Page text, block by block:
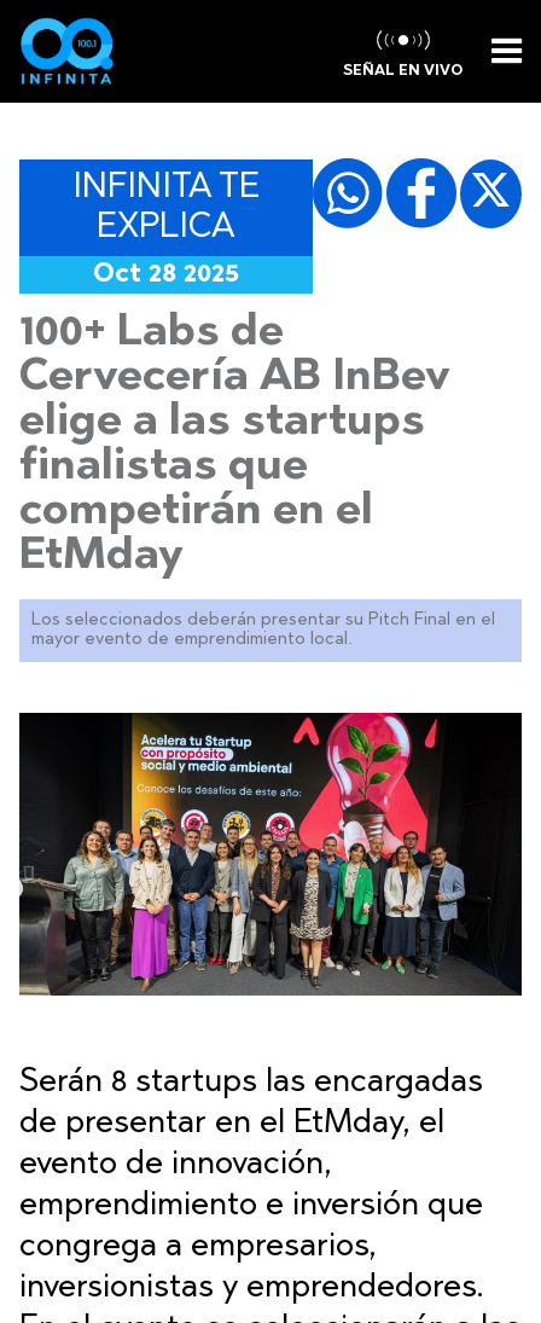
SEÑAL EN VIVO
INFINITA TE
EXPLICA
Oct 28 2025
100+ Labs de
Cervecería AB InBev
elige a las startups
finalistas que
competirán en el
EtMday
Los seleccionados deberán presentar su Pitch Final en el
mayor evento de emprendimiento local.
Serán 8 startups las encargadas
de presentar en el EtMday, el
evento de innovación,
emprendimiento e inversión que
congrega a empresarios,
inversionistas y emprendedores.